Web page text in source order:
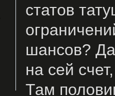
статов
шансов?
на сей
Там